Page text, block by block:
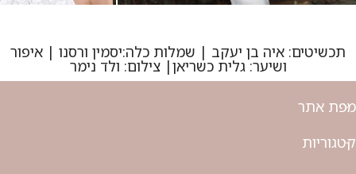
תכשיטים: איה בן יעקב | שמלות כלה:יסמין ורסנו | איפור
ושיער: גלית כשריאן| צילום: ולד נימר
מפת אתר
קטגוריות